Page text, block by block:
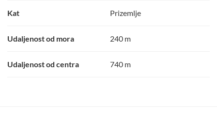
Kat Prizemlje
Udaljenost od mora 240 m
Udaljenost od centra 740 m